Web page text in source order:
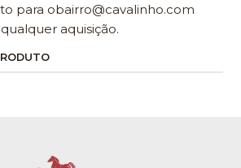
para obairro@cavalinho.com
aquisição.